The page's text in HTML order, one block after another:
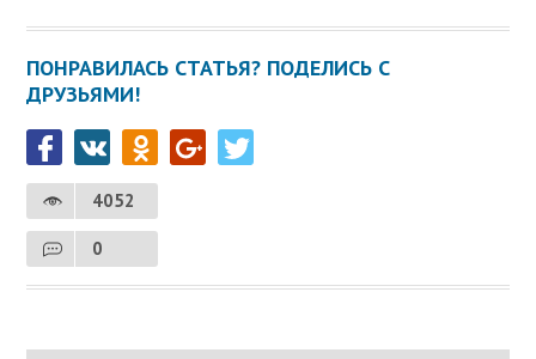
ПОНРАВИЛАСЬ СТАТЬЯ? ПОДЕЛИСЬ С
ДРУЗЬЯМИ!
4052
0